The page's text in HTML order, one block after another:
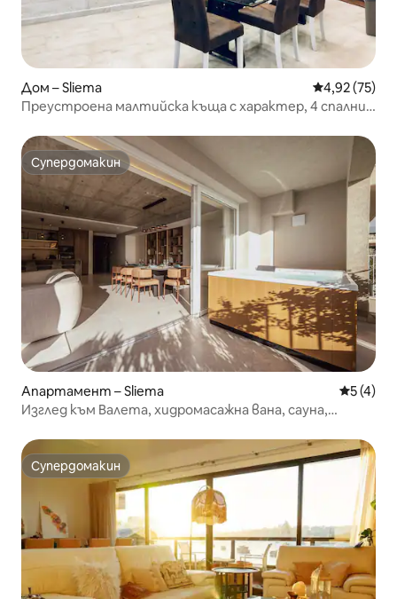
Дом – Sliema Средна
4,92 (75)
Преустроена малтийска къща с характер, 4 спални с
Супердомакин
Супердомакин
Апартамент – Sliema Средна
5 (4)
Изглед към Валета, хидромасажна вана, сауна,
Супердомакин
Супердомакин